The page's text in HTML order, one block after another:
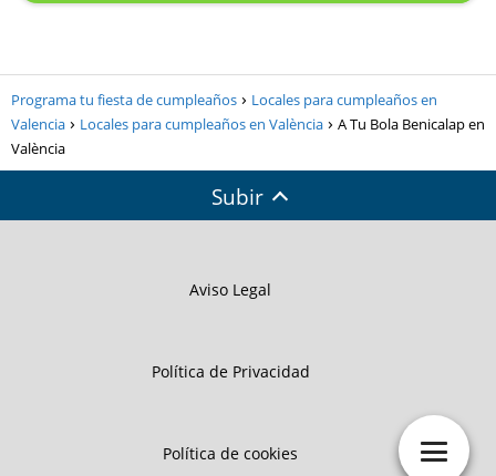
Programa tu fiesta de cumpleaños
Locales para cumpleaños en
Valencia
Locales para cumpleaños en València
A Tu Bola Benicalap en
València
Subir
Aviso Legal
Política de Privacidad
Política de cookies